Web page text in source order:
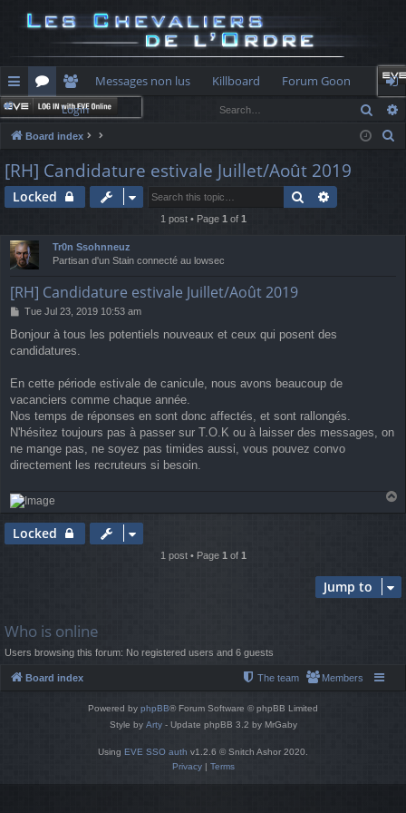
ui
ck
lin
ks
or
u
m
s
e
m
be
rs
Messages non lus Killboard
Forum Goon
og
in
Login
Board index
[RH] Candidature estivale Juillet/Août 2019
Locked Search
1 post • Page 1 of 1
Tr0n Ssohnneuz
Partisan d'un Stain connecté au lowsec
[RH] Candidature estivale Juillet/Août 2019
P
s
t
Tue Jul 23, 2019 10:53 am
Bonjour à tous les potentiels nouveaux et ceux qui posent des
candidatures.
En cette période estivale de canicule, nous avons beaucoup de
vacanciers comme chaque année.
Nos temps de réponses en sont donc affectés, et sont rallongés.
N'hésitez toujours pas à passer sur T.O.K ou à laisser des messages, on
ne mange pas, ne soyez pas timides aussi, vous pouvez convo
directement les recruteurs si besoin.
o
Locked
1 post • Page 1 of 1
Jump to
Who is online
Users browsing this forum: No registered users and 6 guests
Board index Members
The team
Powered by phpBB® Forum Software © phpBB Limited
Style by Arty- Update phpBB 3.2 by MrGaby
Using EVE SSO auth v1.2.6 © Snitch Ashor 2020.
Privacy| Terms